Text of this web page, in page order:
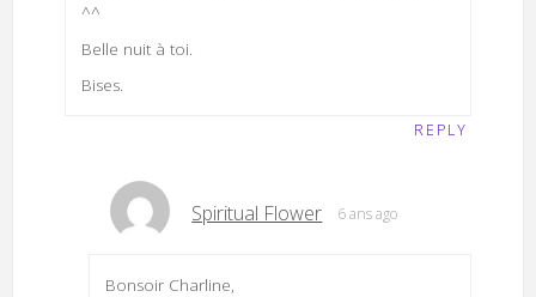
^^
Belle nuit à toi.
Bises.
REPLY
Spiritual Flower 6 ans ago
Bonsoir Charline,